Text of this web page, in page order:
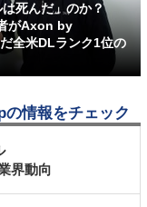
は死んだ」のか？
がAxon by
全米DLランク1位の
情報をチェック
界動向